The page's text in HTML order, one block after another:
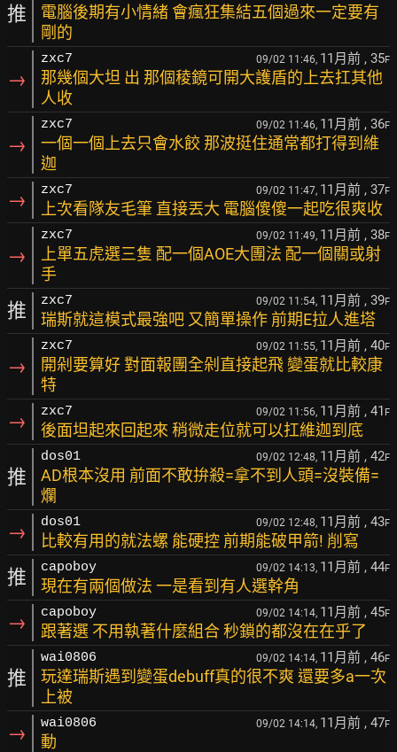
推
電腦後期有小情緒 會瘋狂集結五個過來一定要有
剛的
→
zxc7 09/02 11:46, 11月前 , 35F
那幾個大坦 出 那個稜鏡可開大護盾的上去扛其他
人收
→
zxc7 09/02 11:46, 11月前 , 36F
一個一個上去只會水餃 那波挺住通常都打得到維
迦
→ zxc7 09/02 11:47, 11月前 , 37F
上次看隊友毛筆 直接丟大 電腦傻傻一起吃很爽收
→
zxc7 09/02 11:49, 11月前 , 38F
上單五虎選三隻 配一個AOE大團法 配一個關或射
手
推 zxc7 09/02 11:54, 11月前 , 39F
瑞斯就這模式最強吧 又簡單操作 前期E拉人進塔
→
zxc7 09/02 11:55, 11月前 , 40F
開剁要算好 對面報團全剁直接起飛 變蛋就比較康
特
→ zxc7 09/02 11:56, 11月前 , 41 F
後面坦起來回起來 稍微走位就可以扛維迦到底
推
dos01 09/02 12:48, 11月前 , 42F
AD根本沒用 前面不敢拚殺=拿不到人頭=沒裝備=
爛
→ dos01 09/02 12:48, 11月前 , 43F
比較有用的就法螺 能硬控 前期能破甲箭! 削寫
推 capoboy 09/02 14:13, 11月前 , 44F
現在有兩個做法 一是看到有人選幹角
→ capoboy 09/02 14:14, 11月前 , 45F
跟著選 不用執著什麼組合 秒鎖的都沒在在乎了
推
wai0806 09/02 14:14, 11月前 , 46F
玩達瑞斯遇到變蛋debuff真的很不爽 還要多a一次
上被
→ wai0806 09/02 14:14, 11月前 , 47F
動